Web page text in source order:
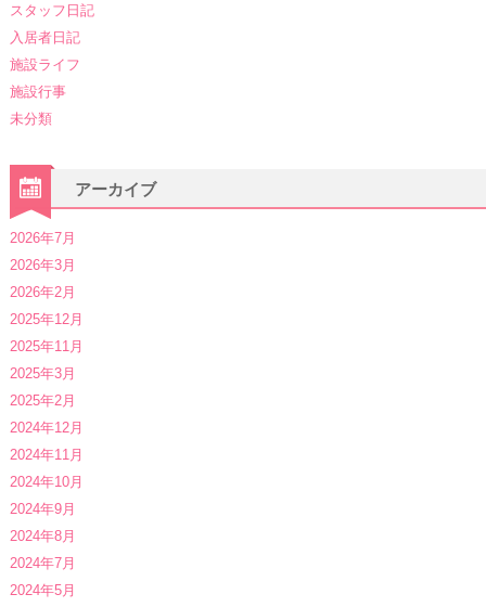
スタッフ日記
入居者日記
施設ライフ
施設行事
未分類
アーカイブ
2026年7月
2026年3月
2026年2月
2025年12月
2025年11月
2025年3月
2025年2月
2024年12月
2024年11月
2024年10月
2024年9月
2024年8月
2024年7月
2024年5月